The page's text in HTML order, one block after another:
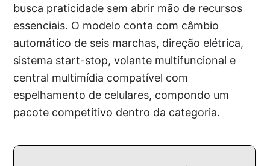
busca praticidade sem abrir mão de recursos
essenciais. O modelo conta com câmbio
automático de seis marchas, direção elétrica,
sistema start-stop, volante multifuncional e
central multimídia compatível com
espelhamento de celulares, compondo um
pacote competitivo dentro da categoria.